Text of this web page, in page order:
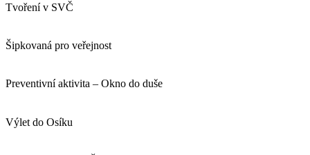
Tvoření v SVČ
Šipkovaná pro veřejnost
Preventivní aktivita – Okno do duše
Výlet do Osíku